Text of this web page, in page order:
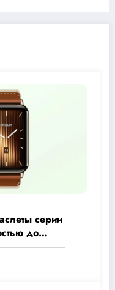
серии
до